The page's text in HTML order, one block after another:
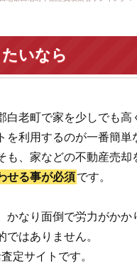
いなら
白老町で家を少しでも
を利用するのが一番簡単
も、家などの不動産売却
せる事が必須です。
かなり面倒で労力がか
ではありません。
定サイトです。